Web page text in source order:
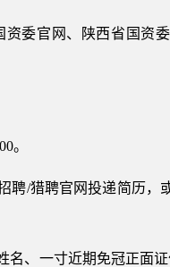
委官网、陕西省国资
。
聘/猎聘官网投递简历，
名、一寸近期免冠正面